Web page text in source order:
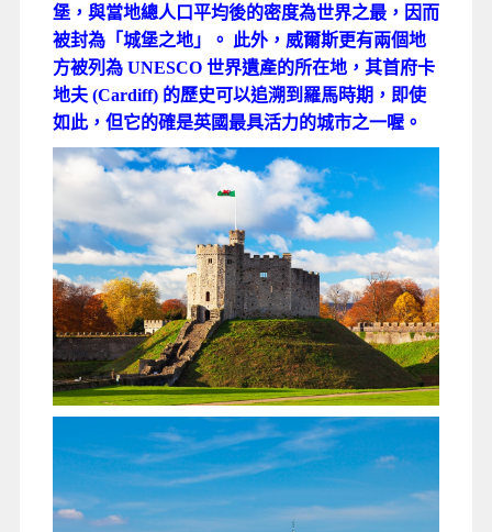
堡，與當地總人口平均後的密度為世界之最，因而
被封為「城堡之地」。
此外，威爾斯更有兩個地
方被列為 UNESCO 世界遺產的所在地，其首府卡
地夫 (Cardiff) 的歷史可以追溯到羅馬時期，即使
如此，但它的確是英國最具活力的城市之一喔。